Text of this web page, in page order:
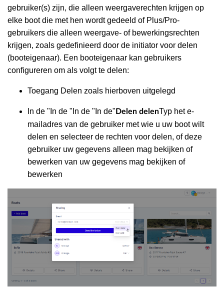
gebruiker(s) zijn, die alleen weergaverechten krijgen op
elke boot die met hen wordt gedeeld of Plus/Pro-
gebruikers die alleen weergave- of bewerkingsrechten
krijgen, zoals gedefinieerd door de initiator voor delen
(booteigenaar). Een booteigenaar kan gebruikers
configureren om als volgt te delen:
Toegang Delen zoals hierboven uitgelegd
In de "In de "In de "In de"Delen delenTyp het e-
mailadres van de gebruiker met wie u uw boot wilt
delen en selecteer de rechten voor delen, of deze
gebruiker uw gegevens alleen mag bekijken of
bewerken van uw gegevens mag bekijken of
bewerken